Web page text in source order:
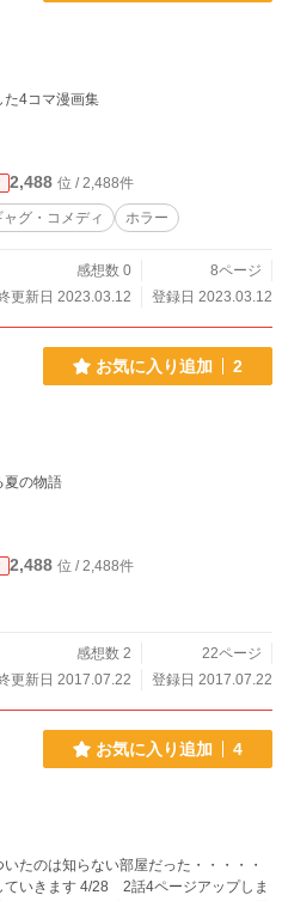
た4コマ漫画集
2,488 位 / 2,488件
ャグ・コメディ ホラー
感想数 0
8ページ
更新日 2023.03.12
登録日 2023.03.12
お気に入り追加 2
夏の物語
2,488 位 / 2,488件
感想数 2
22ページ
更新日 2017.07.22
登録日 2017.07.22
お気に入り追加 4
たのは知らない部屋だった・・・・・
話4ページアップしま